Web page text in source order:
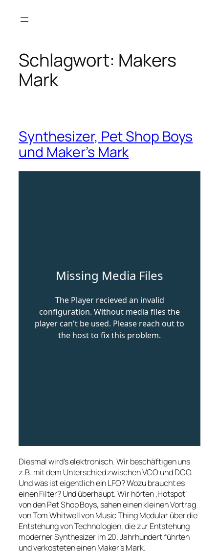
Inhalt
Schlagwort: Makers
Mark
Synthesizer, Pet Shop Boys
und Maker’s Mark
Diesmal wird’s elektronisch. Wir beschäftigen uns
z.B. mit dem Unterschied zwischen VCO und DCO.
Und was ist eigentlich ein LFO? Wozu braucht es
einen Filter? Und überhaupt. Wir hörten ‚Hotspot‘
von den Pet Shop Boys, sahen einen kleinen Vortrag
von Tom Whitwell von Music Thing Modular über die
Entstehung von Technologien, die zur Entstehung
moderner Synthesizer im 20. Jahrhundert führten
und verkosteten einen Maker’s Mark.